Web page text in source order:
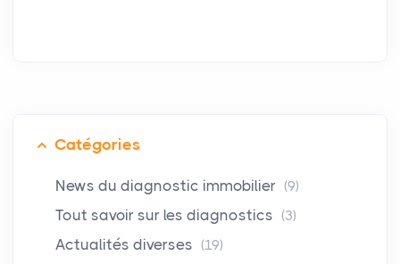
Catégories
News du diagnostic immobilier (9)
Tout savoir sur les diagnostics (3)
Actualités diverses (19)